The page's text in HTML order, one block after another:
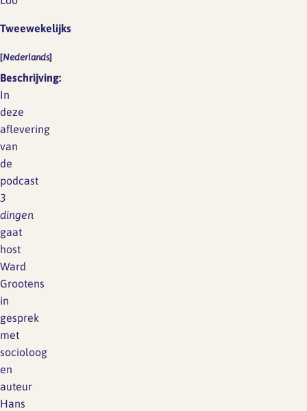
Tweewekelijks
[Nederlands]
Beschrijving:
In
deze
aflevering
van
de
podcast
3
dingen
gaat
host
Ward
Grootens
in
gesprek
met
socioloog
en
auteur
Hans